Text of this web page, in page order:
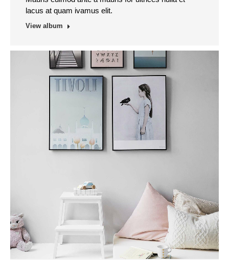
lacus at quam ivamus elit.
View album